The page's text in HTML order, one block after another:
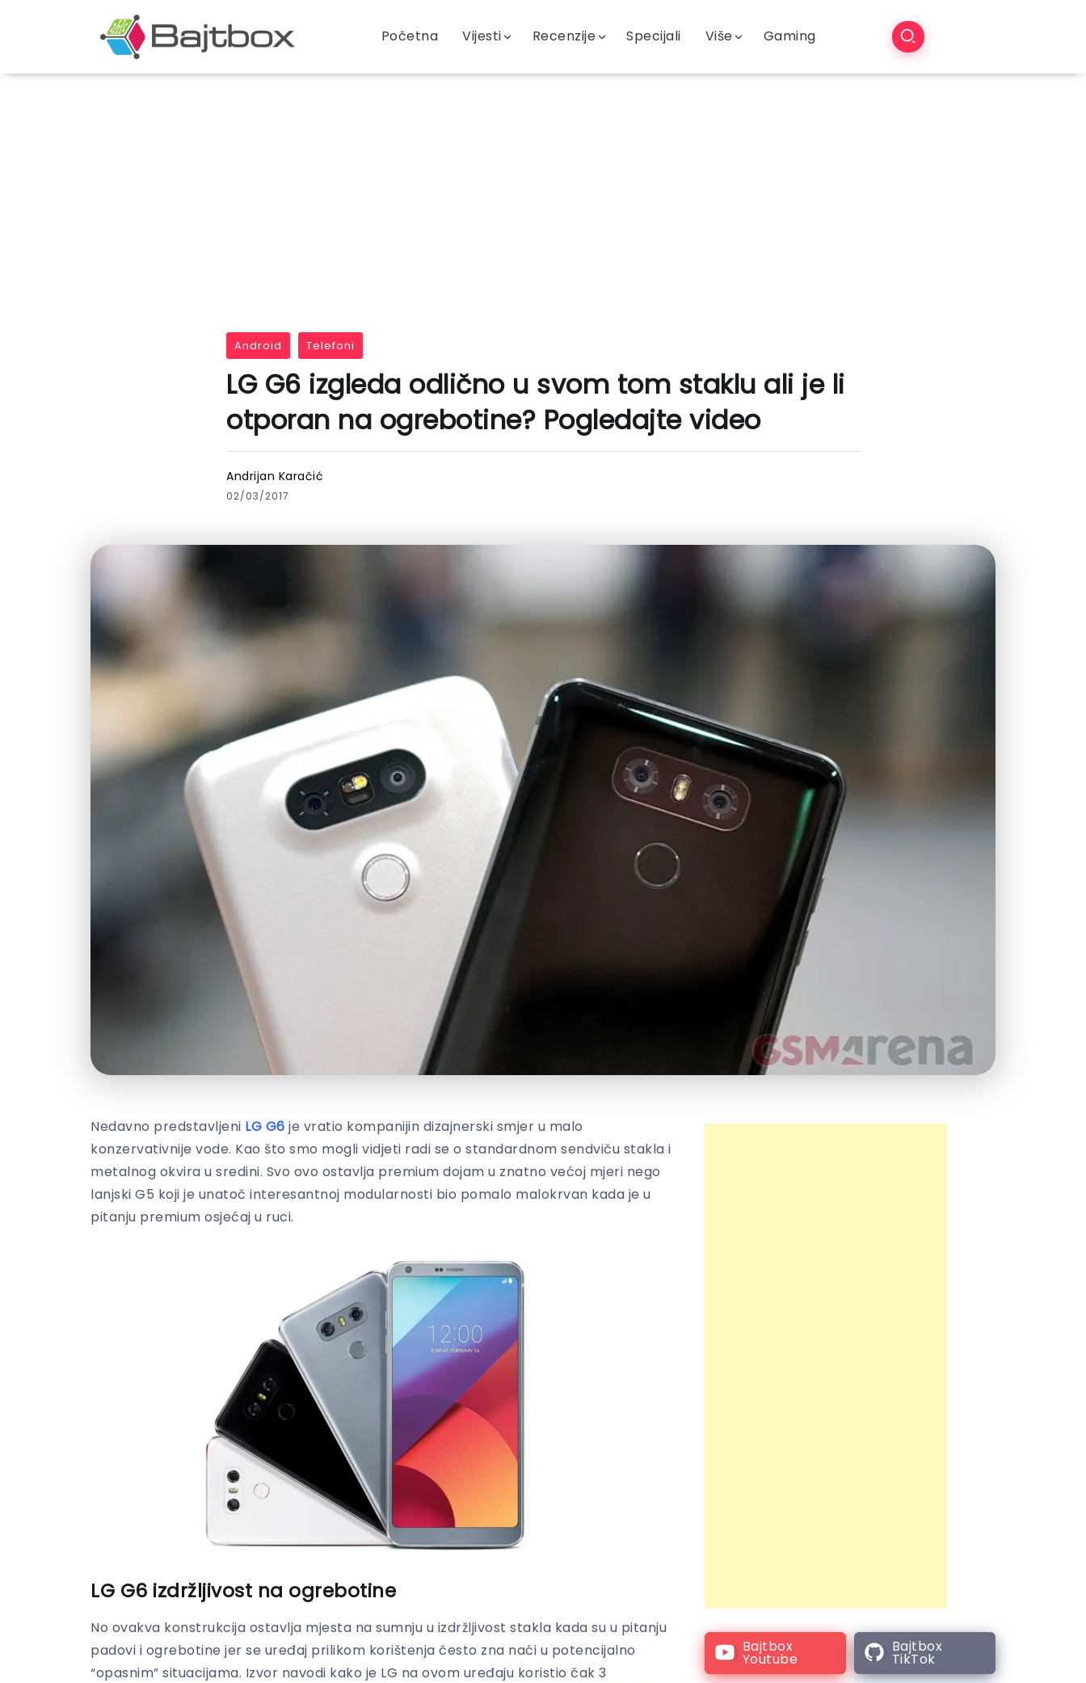
Početna Vijesti Recenzije Specijali Više Gaming
Android Telefoni
LG G6 izgleda odlično u svom tom staklu ali je li
otporan na ogrebotine? Pogledajte video
Andrijan Karačić
02/03/2017
Nedavno predstavljeni LG G6 je vratio kompanijin dizajnerski smjer u malo
konzervativnije vode. Kao što smo mogli vidjeti radi se o standardnom sendviču stakla i
metalnog okvira u sredini. Svo ovo ostavlja premium dojam u znatno većoj mjeri nego
lanjski G5 koji je unatoč interesantnoj modularnosti bio pomalo malokrvan kada je u
pitanju premium osjećaj u ruci.
LG G6 izdržljivost na ogrebotine
No ovakva konstrukcija ostavlja mjesta na sumnju u izdržljivost stakla kada su u pitanju
padovi i ogrebotine jer se uređaj prilikom korištenja često zna naći u potencijalno
“opasnim” situacijama. Izvor navodi kako je LG na ovom uređaju koristio čak 3
Bajtbox
Youtube
Bajtbox
TikTok